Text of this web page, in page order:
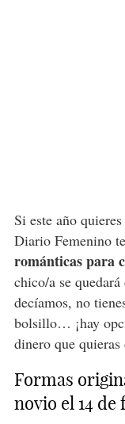
Si este año
Diario Femenino
románticas para
chico/a se
decíamos, no
bolsillo… ¡hay
dinero que quieras
Formas
novio el 14 de